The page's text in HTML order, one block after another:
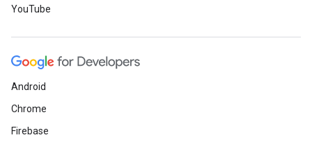
YouTube
Android
Chrome
Firebase